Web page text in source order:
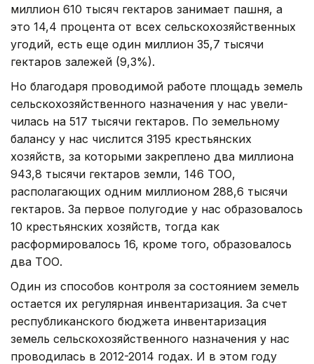
миллион 610 тысяч гектаров занимает пашня, а
это 14,4 процента от всех сельскохозяйственных
угодий, есть еще один миллион 35,7 тысячи
гектаров залежей (9,3%).
Но благодаря проводимой работе площадь земель
сельскохозяйственного назначения у нас увели­
чилась на 517 тысячи гектаров. По земельному
балансу у нас числится 3195 крестьянских
хозяйств, за ко­торыми закреплено два миллиона
943,8 тысячи гектаров земли, 146 ТОО,
располагающих одним милли­оном 288,6 тысячи
гектаров. За первое полугодие у нас образовалось
10 крестьянских хозяйств, тогда как
расформировалось 16, кроме того, образовалось
два ТОО.
Один из способов контроля за состоянием земель
остается их регулярная инвентаризация. За счет
республиканского бюджета инвентаризация
земель сельско­хозяйственного назначения у нас
проводилась в 2012-2014 годах. И в этом году